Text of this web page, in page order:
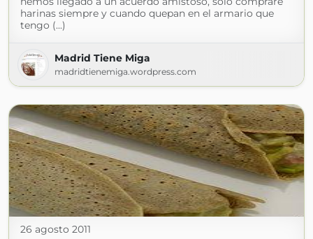
harinas siempre y cuando quepan en el armario que
tengo (...)
Madrid Tiene Miga
madridtienemiga.wordpress.com
26 agosto 2011